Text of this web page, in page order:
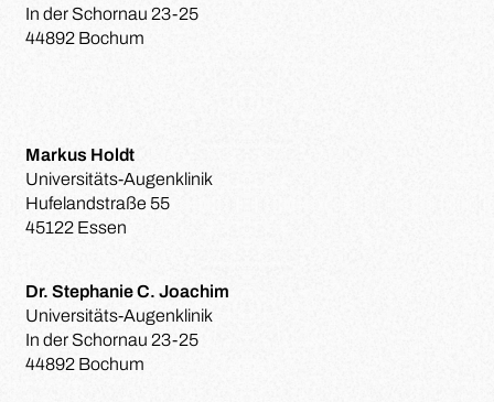
In der Schornau 23-25
44892 Bochum
Markus Holdt
Universitäts-Augenklinik
Hufelandstraße 55
45122 Essen
Dr. Stephanie C. Joachim
Universitäts-Augenklinik
In der Schornau 23-25
44892 Bochum